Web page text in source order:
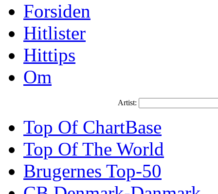
Forsiden
Hitlister
Hittips
Om
Artist:
Top Of ChartBase
Top Of The World
Brugernes Top-50